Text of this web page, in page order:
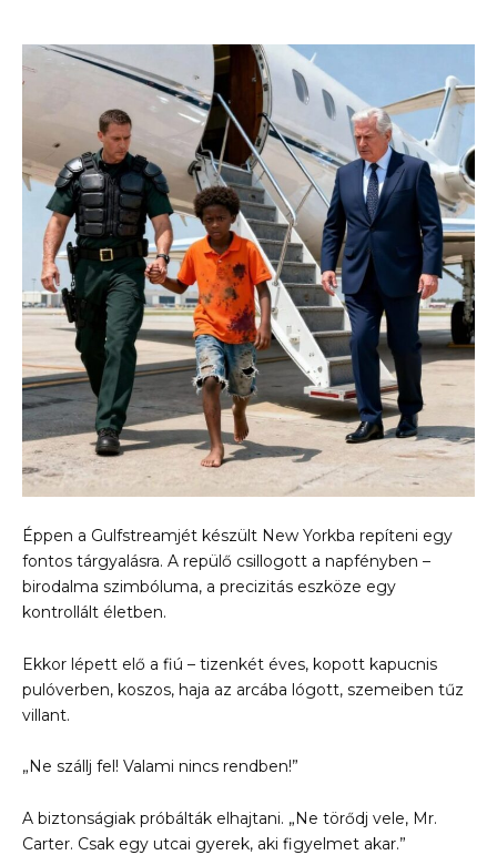
Éppen a Gulfstreamjét készült New Yorkba repíteni egy
fontos tárgyalásra. A repülő csillogott a napfényben –
birodalma szimbóluma, a precizitás eszköze egy
kontrollált életben.
Ekkor lépett elő a fiú – tizenkét éves, kopott kapucnis
pulóverben, koszos, haja az arcába lógott, szemeiben tűz
villant.
„Ne szállj fel! Valami nincs rendben!”
A biztonságiak próbálták elhajtani. „Ne törődj vele, Mr.
Carter. Csak egy utcai gyerek, aki figyelmet akar.”